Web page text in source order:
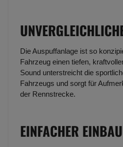
Die Auspuffanlage ist so
Fahrzeug einen tiefen,
Sound unterstreicht die
Fahrzeugs und sorgt für
der Rennstrecke.
EINFACHER EINBAU